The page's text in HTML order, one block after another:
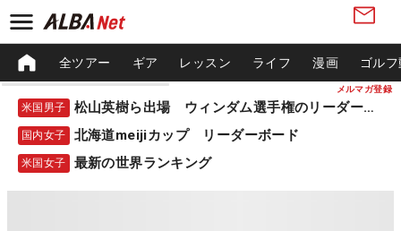
メルマガ登録
全ツアー ギア レッスン ライフ 漫画 ゴル
米国男子 松山英樹ら出場 ウィンダム選手権のリーダーボード
国内女子 北海道meijiカップ リーダーボード
米国女子 最新の世界ランキング